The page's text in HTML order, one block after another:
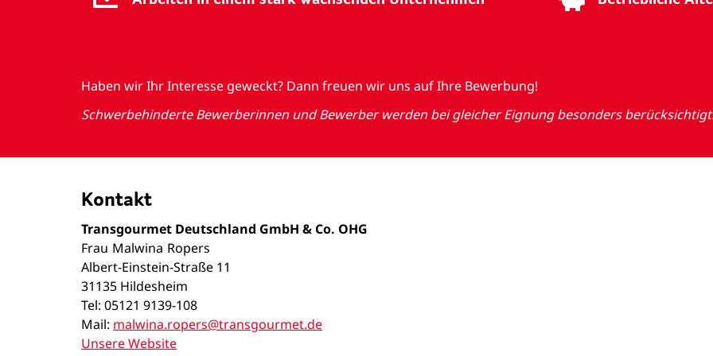
Haben wir Ihr Interesse geweckt? Dann freuen wir uns auf Ihre Bewerbung!
Schwerbehinderte Bewerberinnen und Bewerber werden bei gleicher Eignung besonders
Kontakt
Transgourmet Deutschland GmbH & Co. OHG
Frau Malwina Ropers
Albert-Einstein-Straße 11
31135 Hildesheim
Tel: 05121 9139-108
Mail: malwina.ropers@transgourmet.de
Unsere Website